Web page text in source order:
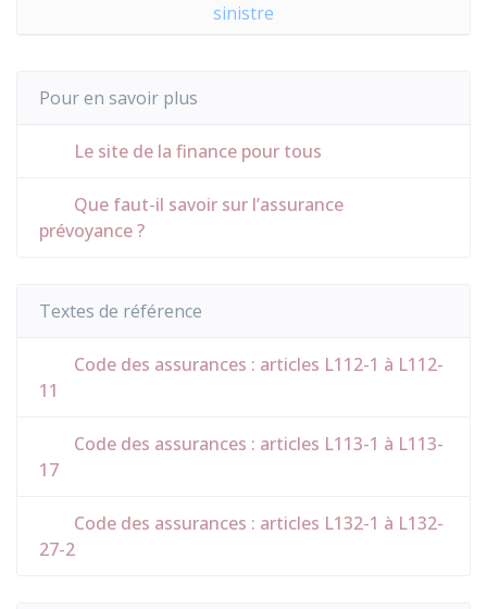
sinistre
Pour en savoir plus
Le site de la finance pour tous
Que faut-il savoir sur l’assurance
prévoyance ?
Textes de référence
Code des assurances : articles L112-1 à L112-
11
Code des assurances : articles L113-1 à L113-
17
Code des assurances : articles L132-1 à L132-
27-2